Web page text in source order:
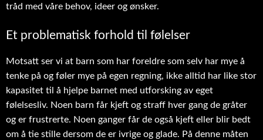
tråd med våre behov, ideer og ønsker.
Et problematisk forhold til følelser
Motsatt ser vi at barn som har foreldre som selv har mye å
tenke på og føler mye på egen regning, ikke alltid har like stor
kapasitet til å hjelpe barnet med utforsking av eget
følelsesliv. Noen barn får kjeft og straff hver gang de gråter
og er frustrerte. Noen ganger får de også kjeft eller blir bedt
om å tie stille dersom de er ivrige og glade. På denne måten